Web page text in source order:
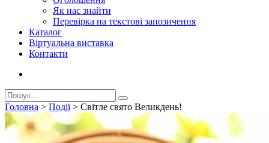
Як нас знайти
Перевірка на текстові запозичення
Каталог
Віртуальна виставка
Контакти
Головна > Події> Світле свято Великдень!